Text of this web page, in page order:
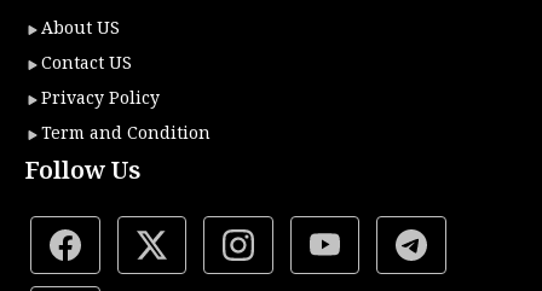
About US
Contact US
Privacy Policy
Term and Condition
Follow Us